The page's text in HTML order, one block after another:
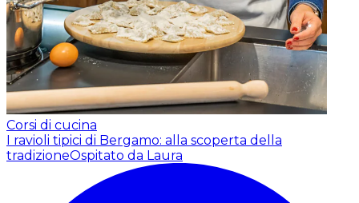
Corsi di cucina
I ravioli tipici di Bergamo: alla scoperta della
tradizioneOspitato da Laura